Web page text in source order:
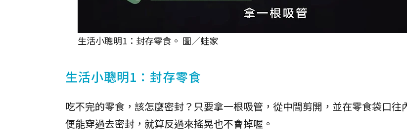
生活小聰明1：封存零食。 圖／蛙家
生活小聰明1：封存零食
吃不完的零食，該怎麼密封？只要拿一根吸管，從中間剪開，並在零食袋口往
便能穿過去密封，就算反過來搖晃也不會掉喔。